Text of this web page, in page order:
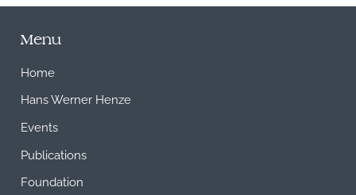
Menu
Home
Hans Werner Henze
Events
Publications
Foundation